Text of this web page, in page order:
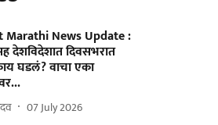
Marathi News Update :
देशविदेशात दिवसभरात
घडलं? वाचा एका
07 July 2026